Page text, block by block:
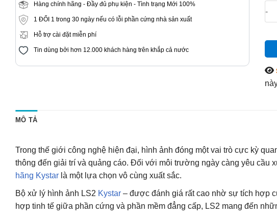
Hàng chính hãng - Đầy đủ phụ kiện - Tình trạng Mới 100%
1 ĐỔI 1 trong 30 ngày nếu có lỗi phần cứng nhà sản xuất
Hỗ trợ cài đặt miễn phí
Tin dùng bởi hơn 12.000 khách hàng trên khắp cả nước
MÔ TẢ
Trong thế giới công nghệ hiện đại, hình ảnh đóng một vai trò cực kỳ
thông đến giải trí và quảng cáo. Đối với môi trường ngày càng yêu cầu
hãng Kystar là một lựa chọn vô cùng xuất sắc.
Bộ xử lý hình ảnh LS2 Kystar – được đánh giá rất cao nhờ sự tích hợp
hợp tinh tế giữa phần cứng và phần mềm đẳng cấp, LS2 mang đến